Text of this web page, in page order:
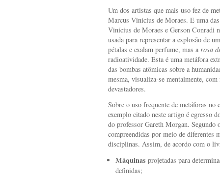
Um dos artistas que mais uso fez de
Marcus Vinícius de Moraes. E uma
Vinícius de Moraes e Gerson Conradi
usada para representar a explosão de
pétalas e exalam perfume, mas a rosa
radioatividade. Esta é uma metáfora
das bombas atômicas sobre a
mesma, visualiza-se mentalmente,
devastadores.
Sobre o uso frequente de metáforas
exemplo citado neste artigo é egresso
do professor Gareth Morgan. Segundo
compreendidas por meio de diferentes
disciplinas. Assim, de acordo com o
Máquinas projetadas para
definidas;